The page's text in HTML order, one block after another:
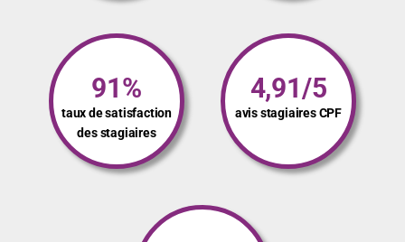
91%
taux de satisfaction
des stagiaires
4,91/5
avis stagiaires CPF